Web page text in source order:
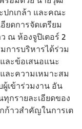
กเกล้า และคณะ
ยดการจัดเตรียม
ณ ห้องจูปิเตอร์ 2
การบริหารได้ร่วม
ละข้อเสนอแนะ
ละความเหมาะสม
เข้าร่วมงาน อัน
กรายละเอียดของ
ก้าวสำคัญในการเต